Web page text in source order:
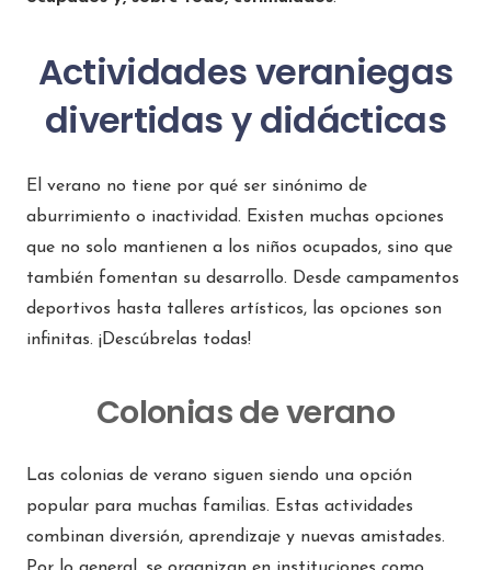
Actividades veraniegas
divertidas y didácticas
El verano no tiene por qué ser sinónimo de
aburrimiento o inactividad. Existen muchas opciones
que no solo mantienen a los niños ocupados, sino que
también fomentan su desarrollo. Desde campamentos
deportivos hasta talleres artísticos, las opciones son
infinitas. ¡Descúbrelas todas!
Colonias de verano
Las colonias de verano siguen siendo una opción
popular para muchas familias. Estas actividades
combinan diversión, aprendizaje y nuevas amistades.